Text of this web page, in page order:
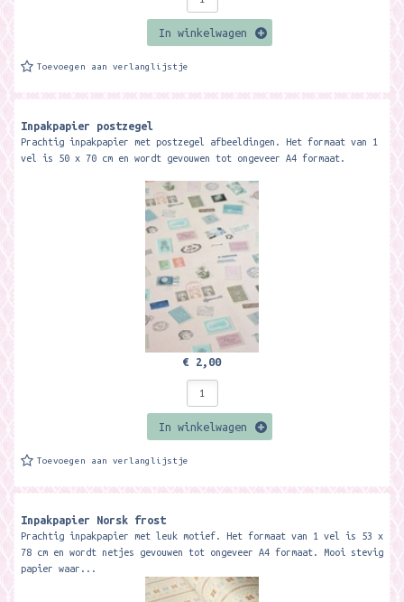
In winkelwagen
Toevoegen aan verlanglijstje
Inpakpapier postzegel
Prachtig inpakpapier met postzegel afbeeldingen. Het formaat van 1
vel is 50 x 70 cm en wordt gevouwen tot ongeveer A4 formaat.
€ 2,00
In winkelwagen
Toevoegen aan verlanglijstje
Inpakpapier Norsk frost
Prachtig inpakpapier met leuk motief. Het formaat van 1 vel is 53 x
78 cm en wordt netjes gevouwen tot ongeveer A4 formaat. Mooi stevig
papier waar...